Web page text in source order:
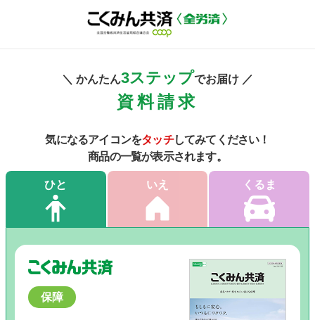
＼ かんたん3ステップでお届け ／
資料請求
気になるアイコンをタッチしてみてください！
商品の一覧が表示されます。
ひと いえ くるま
保障